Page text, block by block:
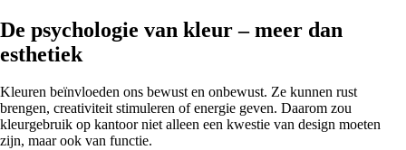
De psychologie van kleur – meer dan
esthetiek
Kleuren beïnvloeden ons bewust en onbewust. Ze kunnen rust
brengen, creativiteit stimuleren of energie geven. Daarom zou
kleurgebruik op kantoor niet alleen een kwestie van design moeten
zijn, maar ook van functie.